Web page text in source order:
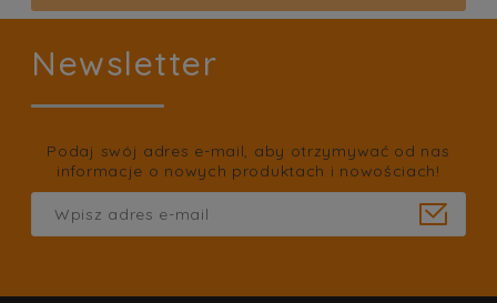
Newsletter
Podaj swój adres e-mail, aby otrzymywać od nas
informacje o nowych produktach i nowościach!